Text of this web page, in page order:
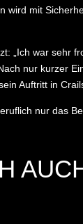
wird mit
„ Ich war sehr
nur kurzer
Auftritt in
nur das